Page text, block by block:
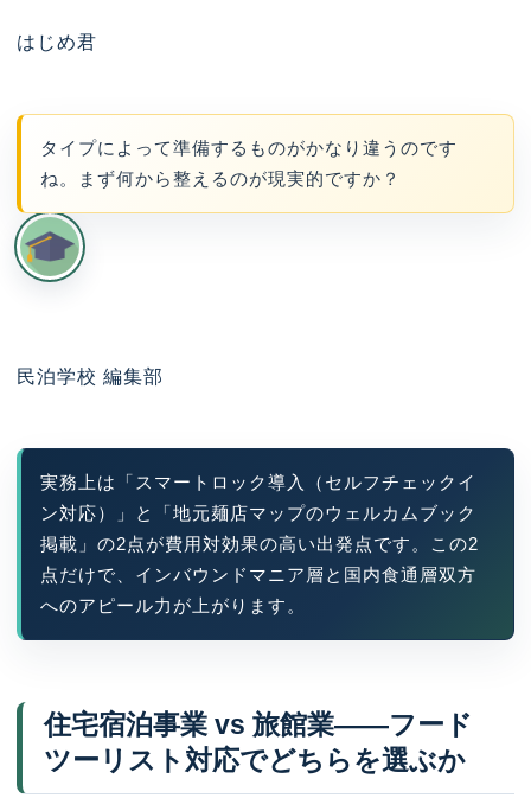
はじめ君
タイプによって準備するものがかなり違うのです
ね。まず何から整えるのが現実的ですか？
民泊学校 編集部
実務上は「スマートロック導入（セルフチェックイ
ン対応）」と「地元麺店マップのウェルカムブック
掲載」の2点が費用対効果の高い出発点です。この2
点だけで、インバウンドマニア層と国内食通層双方
へのアピール力が上がります。
住宅宿泊事業 vs 旅館業——フード
ツーリスト対応でどちらを選ぶか